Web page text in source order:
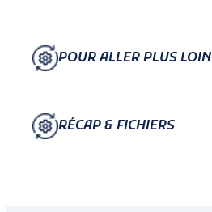
POUR ALLER PLUS LOIN
RÉCAP & FICHIERS